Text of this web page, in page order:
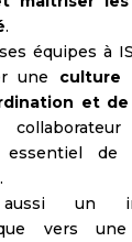
.
équipes à
une culture
et
essentiel de
un
vers